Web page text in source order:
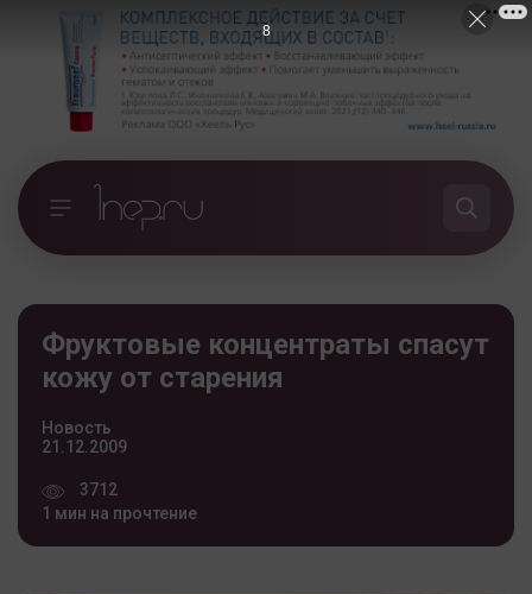
Фруктовые концентраты спасут
кожу от старения
Новость
21.12.2009
3712
1 мин на прочтение
7